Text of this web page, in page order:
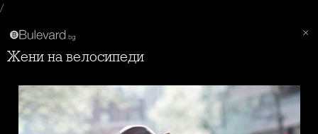
/
Жени на велосипеди